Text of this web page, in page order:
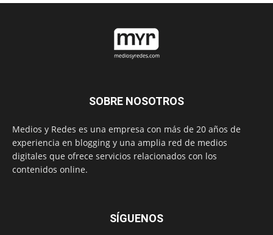
SOBRE NOSOTROS
Medios y Redes es una empresa con más de 20 años de
experiencia en blogging y una amplia red de medios
digitales que ofrece servicios relacionados con los
contenidos online.
SÍGUENOS